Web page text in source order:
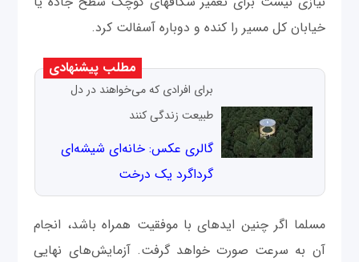
خیابان کل مسیر را کنده و دوباره آسفالت کرد.
مطلب پیشنهادی
برای افرادی که می‌خواهند در دل
طبیعت زندگی کنند
گالری عکس: خانه‌ای شیشه‌ای
گرداگرد یک درخت
مسلما اگر چنین ایده‎ای با موفقیت همراه باشد، انجام
آن به سرعت صورت خواهد گرفت. آزمايش‌های نهایی